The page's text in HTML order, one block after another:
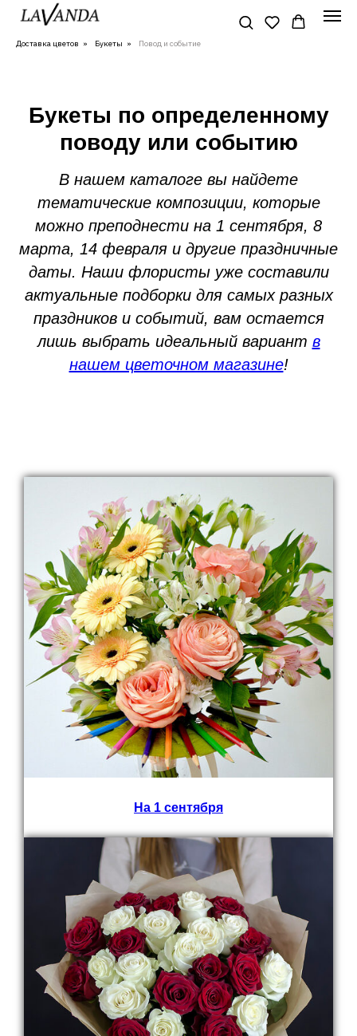
Доставка цветов » Букеты » Повод и событие
Букеты по определенному
поводу или событию
В нашем каталоге вы найдете
тематические композиции, которые
можно преподнести на 1 сентября, 8
марта, 14 февраля и другие праздничные
даты. Наши флористы уже составили
актуальные подборки для самых разных
праздников и событий, вам остается
лишь выбрать идеальный вариант в
нашем цветочном магазине!
На 1 сентября